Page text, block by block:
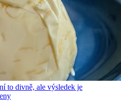
to divně, ale výsledek je